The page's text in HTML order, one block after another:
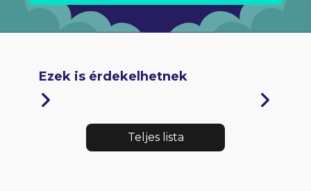
Ezek is érdekelhetnek
Teljes lista